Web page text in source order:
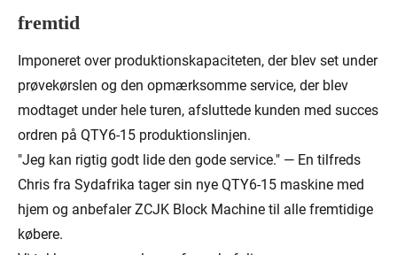
fremtid
Imponeret over produktionskapaciteten, der blev set under
prøvekørslen og den opmærksomme service, der blev
modtaget under hele turen, afsluttede kunden med succes
ordren på QTY6-15 produktionslinjen.
"Jeg kan rigtig godt lide den gode service." — En tilfreds
Chris fra Sydafrika tager sin nye QTY6-15 maskine med
hjem og anbefaler ZCJK Block Machine til alle fremtidige
købere.